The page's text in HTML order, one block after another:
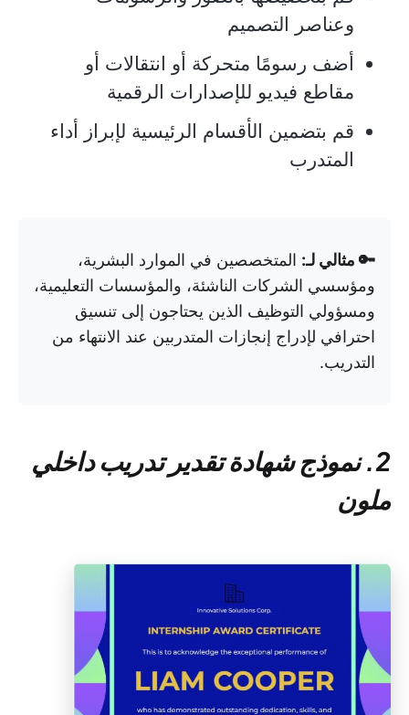
وعناصر التصميم
أضف رسومًا متحركة أو انتقالات أو
مقاطع فيديو للإصدارات الرقمية
قم بتضمين الأقسام الرئيسية لإبراز أداء
المتدرب
🔑 مثالي لـ: المتخصصين في الموارد البشرية،
ومؤسسي الشركات الناشئة، والمؤسسات التعليمية،
ومسؤولي التوظيف الذين يحتاجون إلى تنسيق
احترافي لإدراج إنجازات المتدربين عند الانتهاء من
التدريب.
2. نموذج شهادة تقدير تدريب داخلي
ملون